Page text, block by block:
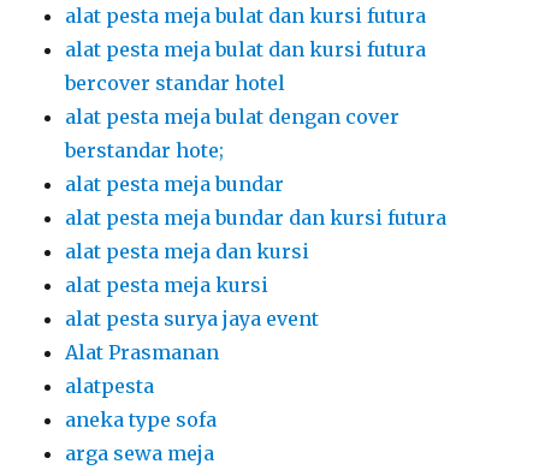
alat pesta meja bulat dan kursi futura
alat pesta meja bulat dan kursi futura
bercover standar hotel
alat pesta meja bulat dengan cover
berstandar hote;
alat pesta meja bundar
alat pesta meja bundar dan kursi futura
alat pesta meja dan kursi
alat pesta meja kursi
alat pesta surya jaya event
Alat Prasmanan
alatpesta
aneka type sofa
arga sewa meja